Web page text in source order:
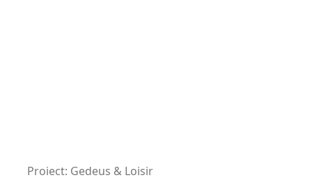
Proiect: Gedeus & Loisir